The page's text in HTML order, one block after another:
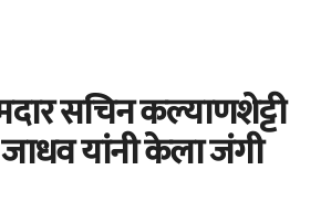
सचिन कल्याणशेट्टी
यांनी केला जंगी